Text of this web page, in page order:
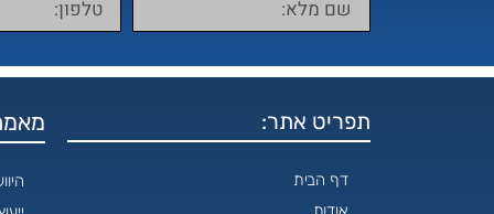
תפריט אתר:
דף הבית